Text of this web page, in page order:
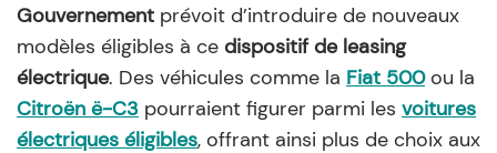
Gouvernement prévoit d’introduire de nouveaux
modèles éligibles à ce dispositif de leasing
électrique. Des véhicules comme la Fiat 500ou la
Citroën ë-C3 pourraient figurer parmi les voitures
électriques éligibles, offrant ainsi plus de choix aux